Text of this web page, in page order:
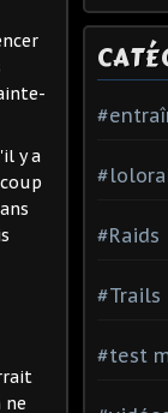
y a
ne
#Raids
#Trails
#test